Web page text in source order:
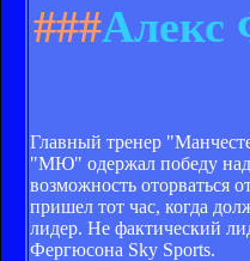
###Алекс
Главный тренер
"МЮ" одержал победу над
возможность оторваться
пришел тот час, когда
лидер. Не фактический
Фергюсона Sky Sports.